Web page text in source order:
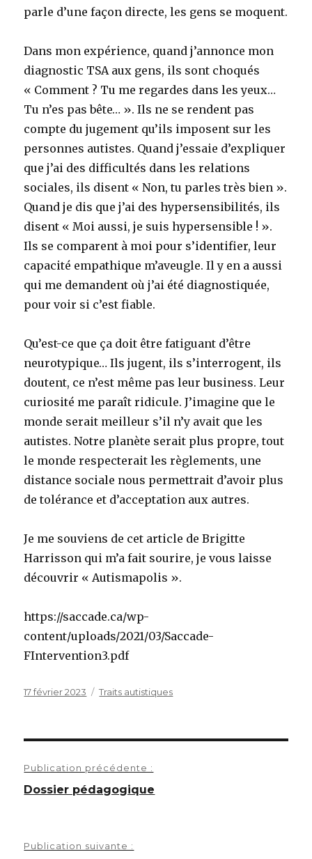
parle d’une façon directe, les gens se moquent.
Dans mon expérience, quand j’annonce mon
diagnostic TSA aux gens, ils sont choqués
« Comment ? Tu me regardes dans les yeux…
Tu n’es pas bête… ». Ils ne se rendent pas
compte du jugement qu’ils imposent sur les
personnes autistes. Quand j’essaie d’expliquer
que j’ai des difficultés dans les relations
sociales, ils disent « Non, tu parles très bien ».
Quand je dis que j’ai des hypersensibilités, ils
disent « Moi aussi, je suis hypersensible ! ».
Ils se comparent à moi pour s’identifier, leur
capacité empathique m’aveugle. Il y en a aussi
qui me demandent où j’ai été diagnostiquée,
pour voir si c’est fiable.
Qu’est-ce que ça doit être fatiguant d’être
neurotypique… Ils jugent, ils s’interrogent, ils
doutent, ce n’est même pas leur business. Leur
curiosité me paraît ridicule. J’imagine que le
monde serait meilleur s’il n’y avait que les
autistes. Notre planète serait plus propre, tout
le monde respecterait les règlements, une
distance sociale nous permettrait d’avoir plus
de tolérance et d’acceptation aux autres.
Je me souviens de cet article de Brigitte
Harrisson qui m’a fait sourire, je vous laisse
découvrir « Autismapolis ».
https://saccade.ca/wp-
content/uploads/2021/03/Saccade-
FIntervention3.pdf
Publié
17 février 2023 Catégories
Traits autistiques
de
Publication précédente :
Dossier pédagogique
Publication suivante :